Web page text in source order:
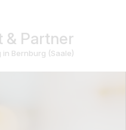
& Partner
Bernburg (Saale)